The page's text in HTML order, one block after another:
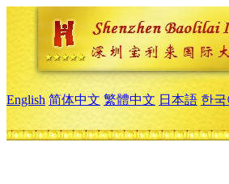
English 简体中文 繁體中文 日本語 한국